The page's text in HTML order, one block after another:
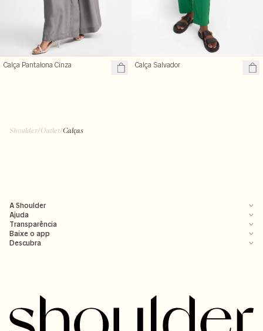
Calça Pantalona Cinza Calça Salvador
Shoulder/Outlet/Calças
A Shoulder
Ajuda
Transparência
Baixe o app
Descubra